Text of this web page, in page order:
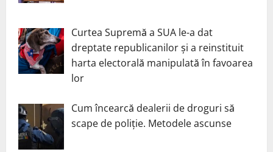
Curtea Supremă a SUA le-a dat
dreptate republicanilor și a reinstituit
harta electorală manipulată în favoarea
lor
Cum încearcă dealerii de droguri să
scape de poliție. Metodele ascunse